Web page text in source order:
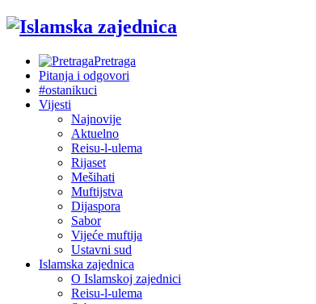
Pretraga
Pitanja i odgovori
#ostanikuci
Vijesti
Najnovije
Aktuelno
Reisu-l-ulema
Rijaset
Mešihati
Muftijstva
Dijaspora
Sabor
Vijeće muftija
Ustavni sud
Islamska zajednica
O Islamskoj zajednici
Reisu-l-ulema